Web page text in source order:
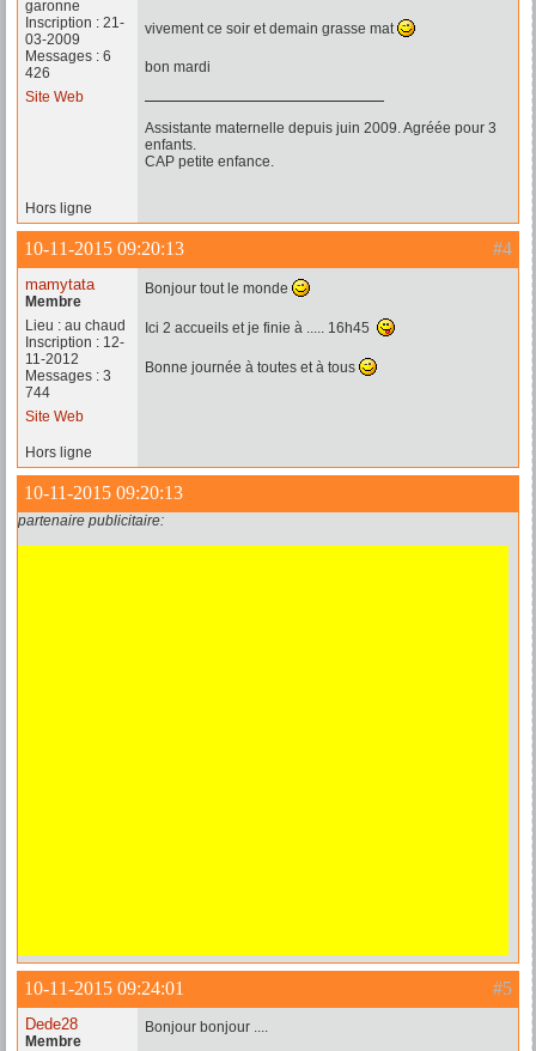
garonne
Inscription : 21-
03-2009
Messages : 6
426
Site Web
vivement ce soir et demain grasse mat
bon mardi
Assistante maternelle depuis juin 2009. Agréée pour 3
enfants.
CAP petite enfance.
Hors ligne
#4
10-11-2015 09:20:13
mamytata
Membre
Lieu : au chaud
Inscription : 12-
11-2012
Messages : 3
744
Site Web
Bonjour tout le monde
Ici 2 accueils et je finie à ..... 16h45
Bonne journée à toutes et à tous
Hors ligne
10-11-2015 09:20:13
partenaire publicitaire:
#5
10-11-2015 09:24:01
Dede28
Membre
Bonjour bonjour ....